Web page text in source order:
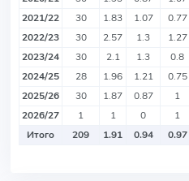
2021/22
30 1.83 1.07 0.77
2022/23
30 2.57 1.3 1.27
2023/24
30 2.1 1.3 0.8
2024/25
28 1.96 1.21 0.75
2025/26
30 1.87 0.87 1
2026/27
1 1 0 1
Итого
209 1.91 0.94 0.97